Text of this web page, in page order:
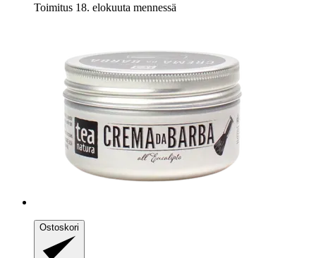
Toimitus 18. elokuuta mennessä
Ostoskori